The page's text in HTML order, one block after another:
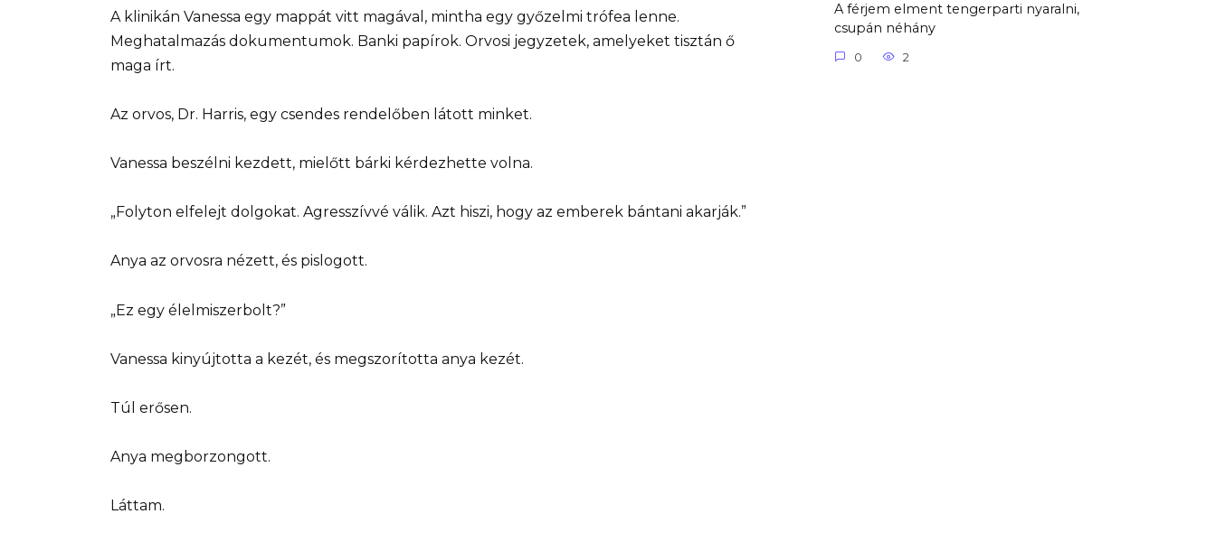
A klinikán Vanessa egy mappát vitt magával, mintha egy győzelmi trófea lenne.
Meghatalmazás dokumentumok. Banki papírok. Orvosi jegyzetek, amelyeket tisztán ő
maga írt.
Az orvos, Dr. Harris, egy csendes rendelőben látott minket.
Vanessa beszélni kezdett, mielőtt bárki kérdezhette volna.
„Folyton elfelejt dolgokat. Agresszívvé válik. Azt hiszi, hogy az emberek bántani akarják.”
Anya az orvosra nézett, és pislogott.
„Ez egy élelmiszerbolt?”
Vanessa kinyújtotta a kezét, és megszorította anya kezét.
Túl erősen.
Anya megborzongott.
Láttam.
A férjem elment tengerparti nyaralni,
csupán néhány
0 2